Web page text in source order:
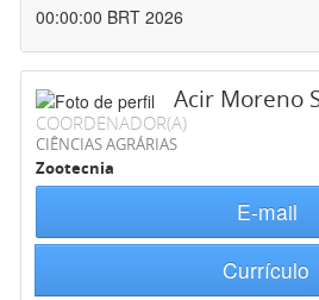
00:00:00 BRT 2026
Acir Moreno
COORDENADOR(A)
CIÊNCIAS AGRÁRIAS
Zootecnia
E-mail
Currículo